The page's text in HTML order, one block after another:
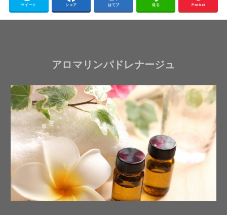
ツイート シェア はてブ 送る Pocket
アロマリンパドレナージュ